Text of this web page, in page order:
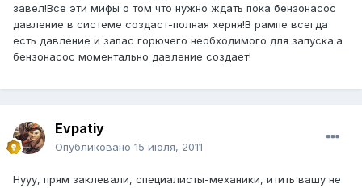
завел!Все эти мифы о том что нужно ждать пока бензонасос
давление в системе создаст-полная херня!В рампе всегда
есть давление и запас горючего необходимого для запуска.а
бензонасос моментально давление создает!
Evpatiy
Опубликовано 15 июля, 2011
Нууу, прям заклевали, специалисты-механики, итить вашу не